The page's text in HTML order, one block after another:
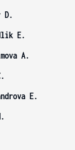
D.
E.
A.
E.